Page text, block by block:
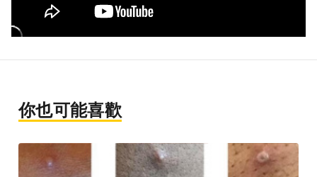
你也可能喜歡